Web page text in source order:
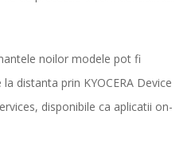
noilor modele pot fi
distanta prin KYOCERA Device
disponibile ca aplicatii on-